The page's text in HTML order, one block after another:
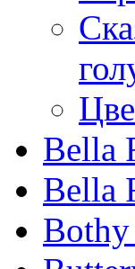
Bella
Bella
Bothy